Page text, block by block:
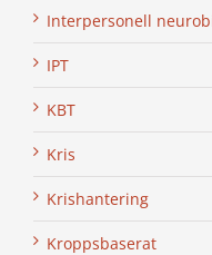
Interpersonell
IPT
KBT
Kris
Krishantering
Kroppsbaserat